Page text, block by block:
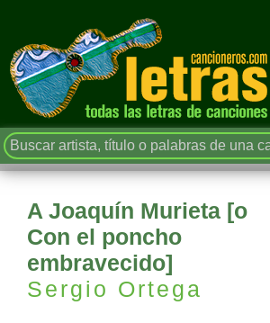
A Joaquín Murieta [o
Con el poncho
embravecido]
Sergio Ortega